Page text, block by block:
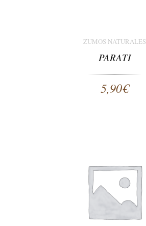
ZUMOS NATURALES
PARATI
5,90€